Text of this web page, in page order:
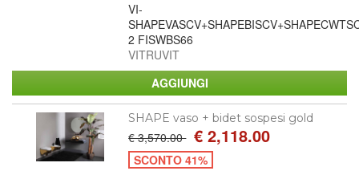
VI-
2 FISWBS66
VITRUVIT
SHAPE vaso + bidet sospesi gold
€ 3,570.00 € 2,118.00
SCONTO 41%